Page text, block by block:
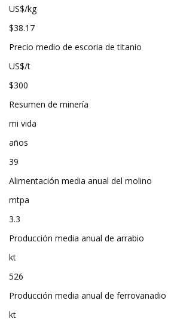
US$/kg
$38.17
Precio medio de escoria de titanio
US$/t
$300
Resumen de minería
mi vida
años
39
Alimentación media anual del molino
mtpa
3.3
Producción media anual de arrabio
kt
526
Producción media anual de ferrovanadio
kt